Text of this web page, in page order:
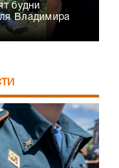
будни
Владимира